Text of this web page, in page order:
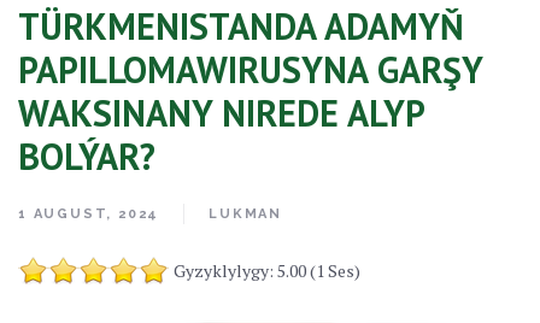
TÜRKMENISTANDA ADAMYŇ
PAPILLOMAWIRUSYNA GARŞY
WAKSINANY NIREDE ALYP
BOLÝAR?
1 AUGUST, 2024 LUKMAN
Gyzyklylygy: 5.00 (1 Ses)